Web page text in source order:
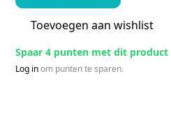
Toevoegen aan wishlist
Spaar 4 punten met dit product
Log inom punten te sparen.